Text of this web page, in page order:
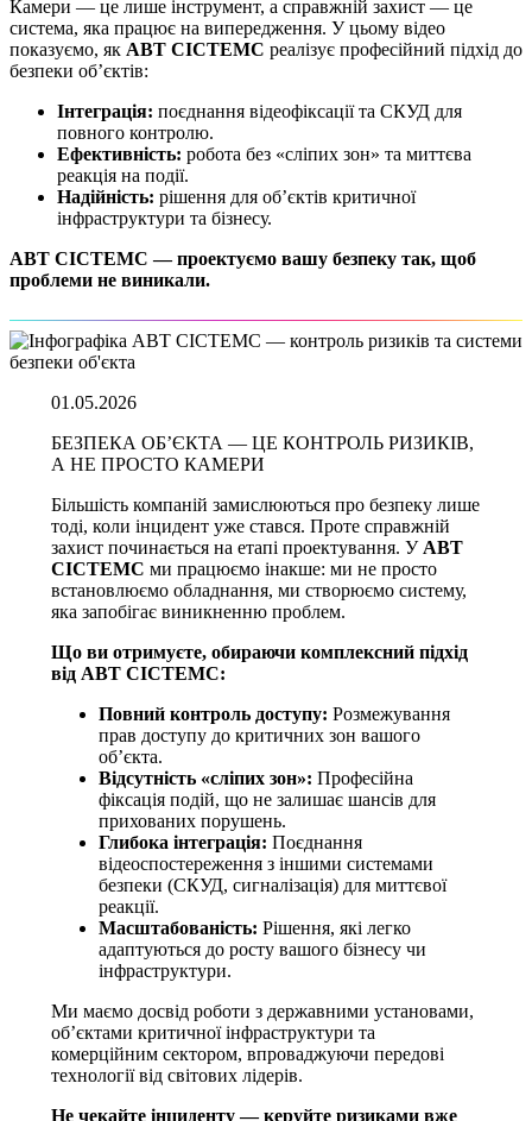
Камери — це лише інструмент, а справжній захист — це
система, яка працює на випередження. У цьому відео
показуємо, як АВТ СІСТЕМС реалізує професійний підхід до
безпеки об’єктів:
Інтеграція: поєднання відеофіксації та СКУД для
повного контролю.
Ефективність: робота без «сліпих зон» та миттєва
реакція на події.
Надійність: рішення для об’єктів критичної
інфраструктури та бізнесу.
АВТ СІСТЕМС — проектуємо вашу безпеку так, щоб
проблеми не виникали.
01.05.2026
БЕЗПЕКА ОБ’ЄКТА — ЦЕ КОНТРОЛЬ РИЗИКІВ,
А НЕ ПРОСТО КАМЕРИ
Більшість компаній замислюються про безпеку лише
тоді, коли інцидент уже стався. Проте справжній
захист починається на етапі проектування. У АВТ
СІСТЕМС ми працюємо інакше: ми не просто
встановлюємо обладнання, ми створюємо систему,
яка запобігає виникненню проблем.
Що ви отримуєте, обираючи комплексний підхід
від АВТ СІСТЕМС:
Повний контроль доступу: Розмежування
прав доступу до критичних зон вашого
об’єкта.
Відсутність «сліпих зон»: Професійна
фіксація подій, що не залишає шансів для
прихованих порушень.
Глибока інтеграція: Поєднання
відеоспостереження з іншими системами
безпеки (СКУД, сигналізація) для миттєвої
реакції.
Масштабованість: Рішення, які легко
адаптуються до росту вашого бізнесу чи
інфраструктури.
Ми маємо досвід роботи з державними установами,
об’єктами критичної інфраструктури та
комерційним сектором, впроваджуючи передові
технології від світових лідерів.
Не чекайте інциденту — керуйте ризиками вже